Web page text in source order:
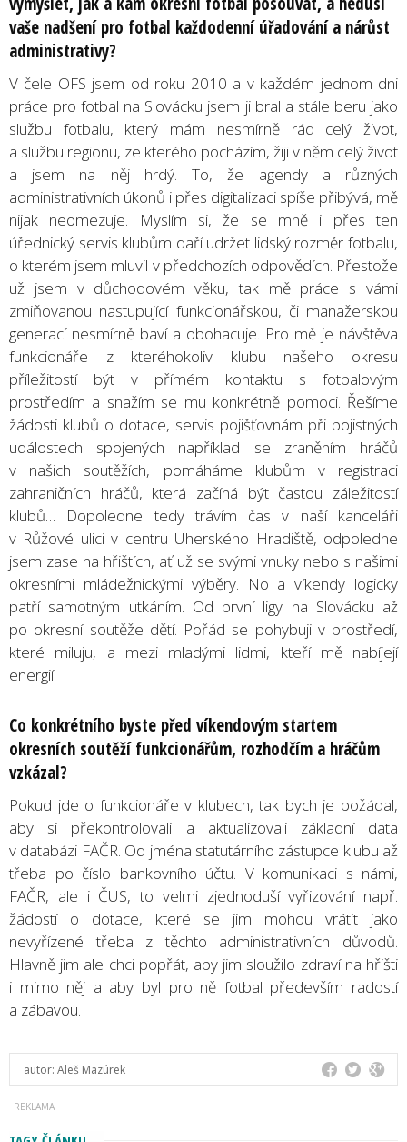
vaše nadšení pro fotbal každodenní úřadování a nárůst
administrativy?
V čele OFS jsem od roku 2010 a v každém jednom dni
práce pro fotbal na Slovácku jsem ji bral a stále beru jako
službu fotbalu, který mám nesmírně rád celý život,
a službu regionu, ze kterého pocházím, žiji v něm celý život
a jsem na něj hrdý. To, že agendy a různých
administrativních úkonů i přes digitalizaci spíše přibývá, mě
nijak neomezuje. Myslím si, že se mně i přes ten
úřednický servis klubům daří udržet lidský rozměr fotbalu,
o kterém jsem mluvil v předchozích odpovědích. Přestože
už jsem v důchodovém věku, tak mě práce s vámi
zmiňovanou nastupující funkcionářskou, či manažerskou
generací nesmírně baví a obohacuje. Pro mě je návštěva
funkcionáře z kteréhokoliv klubu našeho okresu
příležitostí být v přímém kontaktu s fotbalovým
prostředím a snažím se mu konkrétně pomoci. Řešíme
žádosti klubů o dotace, servis pojišťovnám při pojistných
událostech spojených například se zraněním hráčů
v našich soutěžích, pomáháme klubům v registraci
zahraničních hráčů, která začíná být častou záležitostí
klubů… Dopoledne tedy trávím čas v naší kanceláři
v Růžové ulici v centru Uherského Hradiště, odpoledne
jsem zase na hřištích, ať už se svými vnuky nebo s našimi
okresními mládežnickými výběry. No a víkendy logicky
patří samotným utkáním. Od první ligy na Slovácku až
po okresní soutěže dětí. Pořád se pohybuji v prostředí,
které miluju, a mezi mladými lidmi, kteří mě nabíjejí
energií.
Co konkrétního byste před víkendovým startem
okresních soutěží funkcionářům, rozhodčím a hráčům
vzkázal?
Pokud jde o funkcionáře v klubech, tak bych je požádal,
aby si překontrolovali a aktualizovali základní data
v databázi FAČR. Od jména statutárního zástupce klubu až
třeba po číslo bankovního účtu. V komunikaci s námi,
FAČR, ale i ČUS, to velmi zjednoduší vyřizování např.
žádostí o dotace, které se jim mohou vrátit jako
nevyřízené třeba z těchto administrativních důvodů.
Hlavně jim ale chci popřát, aby jim sloužilo zdraví na hřišti
i mimo něj a aby byl pro ně fotbal především radostí
a zábavou.
autor: Aleš Mazúrek